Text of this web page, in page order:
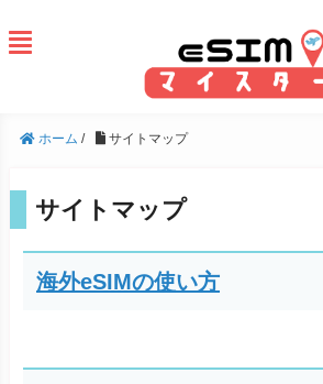
ホーム / サイトマップ
サイトマップ
海外eSIMの使い方